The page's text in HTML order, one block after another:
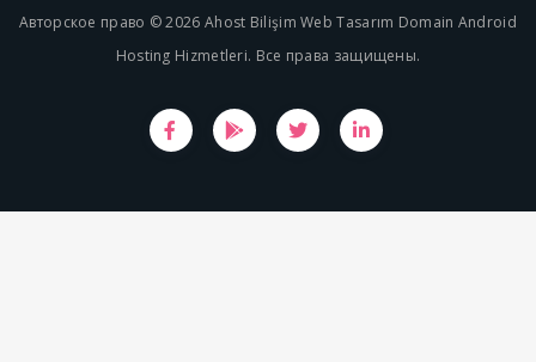
Авторское право © 2026 Ahost Bilişim Web Tasarım Domain Android
Hosting Hizmetleri. Все права защищены.